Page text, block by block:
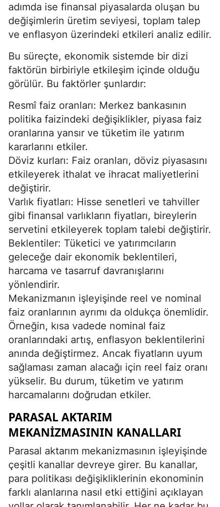
adımda ise finansal piyasalarda oluşan bu
değişimlerin üretim seviyesi, toplam talep
ve enflasyon üzerindeki etkileri analiz edilir.
Bu süreçte, ekonomik sistemde bir dizi
faktörün birbiriyle etkileşim içinde olduğu
görülür. Bu faktörler şunlardır:
Resmî faiz oranları: Merkez bankasının
politika faizindeki değişiklikler, piyasa faiz
oranlarına yansır ve tüketim ile yatırım
kararlarını etkiler.
Döviz kurları: Faiz oranları, döviz piyasasını
etkileyerek ithalat ve ihracat maliyetlerini
değiştirir.
Varlık fiyatları: Hisse senetleri ve tahviller
gibi finansal varlıkların fiyatları, bireylerin
servetini etkileyerek toplam talebi değiştirir.
Beklentiler: Tüketici ve yatırımcıların
geleceğe dair ekonomik beklentileri,
harcama ve tasarruf davranışlarını
yönlendirir.
Mekanizmanın işleyişinde reel ve nominal
faiz oranlarının ayrımı da oldukça önemlidir.
Örneğin, kısa vadede nominal faiz
oranlarındaki artış, enflasyon beklentilerini
anında değiştirmez. Ancak fiyatların uyum
sağlaması zaman alacağı için reel faiz oranı
yükselir. Bu durum, tüketim ve yatırım
harcamalarını doğrudan etkiler.
PARASAL AKTARIM
MEKANIZMASININ KANALLARI
Parasal aktarım mekanizmasının işleyişinde
çeşitli kanallar devreye girer. Bu kanallar,
para politikası değişikliklerinin ekonominin
farklı alanlarına nasıl etki ettiğini açıklayan